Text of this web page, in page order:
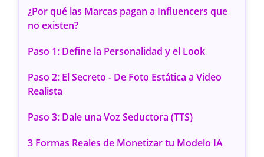
¿Por qué las Marcas pagan a Influencers que
no existen?
Paso 1: Define la Personalidad y el Look
Paso 2: El Secreto - De Foto Estática a Video
Realista
Paso 3: Dale una Voz Seductora (TTS)
3 Formas Reales de Monetizar tu Modelo IA